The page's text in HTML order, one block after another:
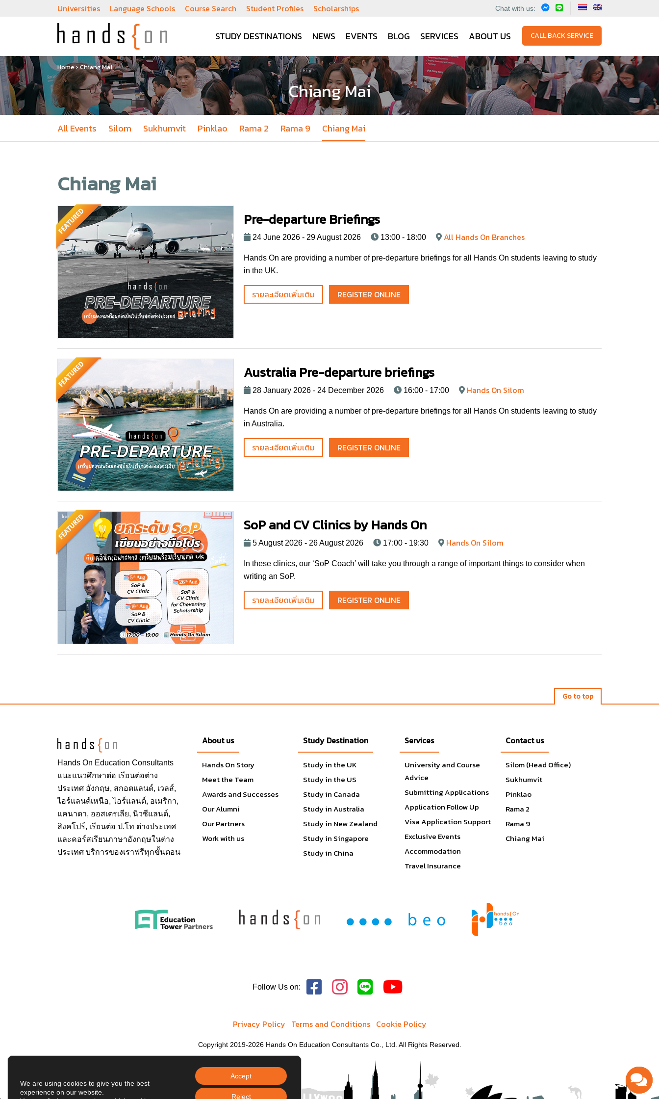
Universities Language Schools Course Search Student Profiles Scholarships Chat with us:
STUDY DESTINATIONS NEWS EVENTS BLOG SERVICES ABOUT US CALL BACK SERVICE
Home›Chiang Mai
Chiang Mai
All Events Silom Sukhumvit Pinklao Rama 2 Rama 9 Chiang Mai
Chiang Mai
Pre-departure Briefings
24 June 2026 - 29 August 2026 13:00 - 18:00 All Hands On Branches
Hands On are providing a number of pre-departure briefings for all Hands On students leaving to study
in the UK.
รายละเอียดเพิ่มเติม REGISTER ONLINE
Australia Pre-departure briefings
28 January 2026 - 24 December 2026 16:00 - 17:00 Hands On Silom
Hands On are providing a number of pre-departure briefings for all Hands On students leaving to study
in Australia.
รายละเอียดเพิ่มเติม REGISTER ONLINE
SoP and CV Clinics by Hands On
5 August 2026 - 26 August 2026 17:00 - 19:30 Hands On Silom
In these clinics, our ‘SoP Coach’ will take you through a range of important things to consider when
writing an SoP.
รายละเอียดเพิ่มเติม REGISTER ONLINE
Go to top
Hands On Education Consultants
แนะแนวศึกษาต่อ เรียนต่อต่าง
ประเทศ อังกฤษ, สกอตแลนด์, เวลส์,
ไอร์แลนด์เหนือ, ไอร์แลนด์, อเมริกา,
แคนาดา, ออสเตรเลีย, นิวซีแลนด์,
สิงคโปร์, เรียนต่อ ป.โท ต่างประเทศ
และคอร์สเรียนภาษาอังกฤษในต่าง
ประเทศ บริการของเราฟรีทุกขั้นตอน
About us
Hands On Story
Meet the Team
Awards and Successes
Our Alumni
Our Partners
Work with us
Study Destination
Study in the UK
Study in the US
Study in Canada
Study in Australia
Study in New Zealand
Study in Singapore
Study in China
Services
University and Course
Advice
Submitting Applications
Application Follow Up
Visa Application Support
Exclusive Events
Accommodation
Travel Insurance
Contact us
Silom (Head Office)
Sukhumvit
Pinklao
Rama 2
Rama 9
Chiang Mai
Follow Us on:
Privacy Policy Terms and Conditions Cookie Policy
Copyright 2019-2026 Hands On Education Consultants Co., Ltd. All Rights Reserved.
We are using cookies to give you the best
experience on our website.
Accept
Reject